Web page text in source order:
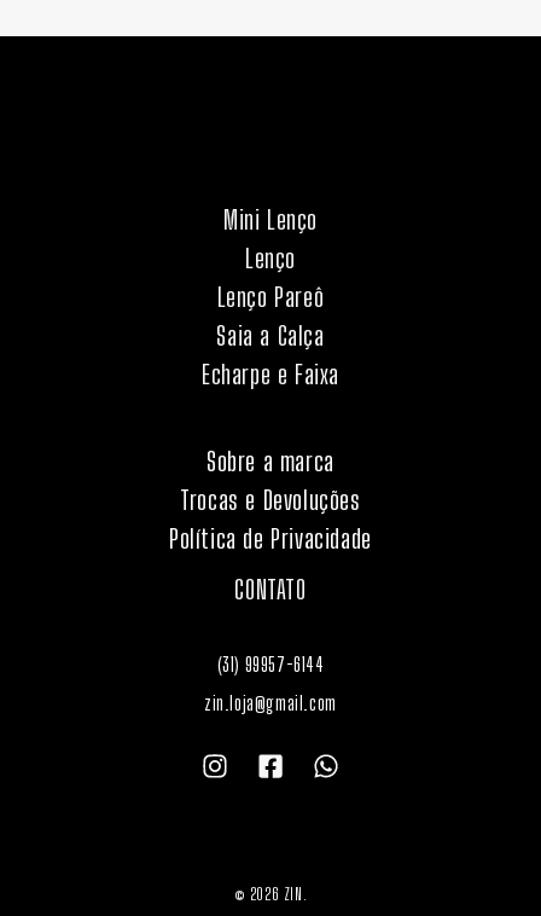
Mini Lenço
Lenço
Lenço Pareô
Saia a Calça
Echarpe e Faixa
Sobre a marca
Trocas e Devoluções
Política de Privacidade
CONTATO
(31) 99957-6144
zin.loja@gmail.com
© 2026 ZIN.